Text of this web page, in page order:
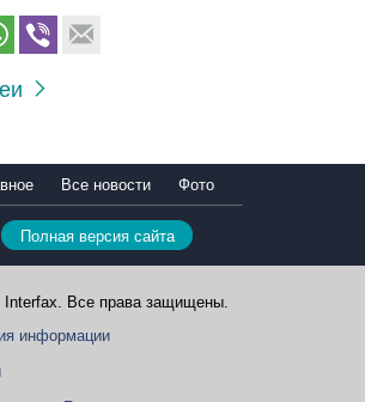
Все новости Фото
Полная версия сайта
Interfax. Все права защищены.
информации